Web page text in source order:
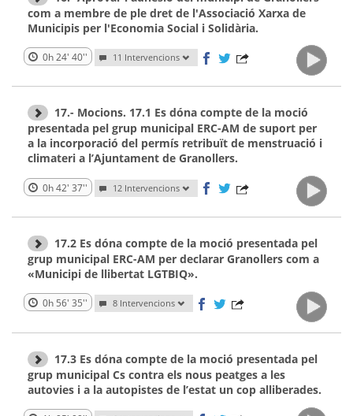
com a membre de ple dret de l'Associació Xarxa de
Municipis per l'Economia Social i Solidària.
0h 24' 40'' 11 Intervencions
17.- Mocions. 17.1 Es dóna compte de la moció
presentada pel grup municipal ERC-AM de suport per
a la incorporació del permís retribuït de menstruació i
climateri a l’Ajuntament de Granollers.
0h 42' 37'' 12 Intervencions
17.2 Es dóna compte de la moció presentada pel
grup municipal ERC-AM per declarar Granollers com a
«Municipi de llibertat LGTBIQ».
0h 56' 35'' 8 Intervencions
17.3 Es dóna compte de la moció presentada pel
grup municipal Cs contra els nous peatges a les
autovies i a la autopistes de l’estat un cop alliberades.